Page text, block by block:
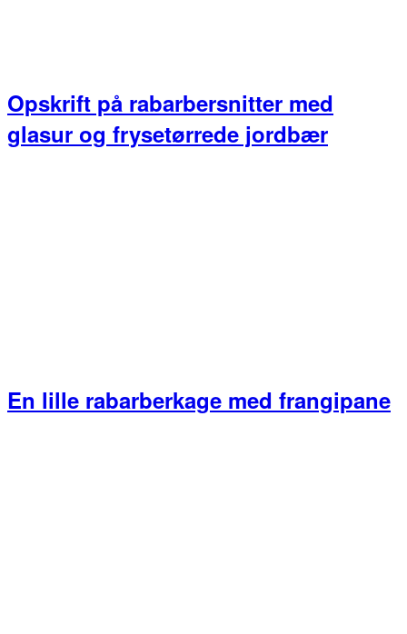
Opskrift på rabarbersnitter med
glasur og frysetørrede jordbær
En lille rabarberkage med frangipane